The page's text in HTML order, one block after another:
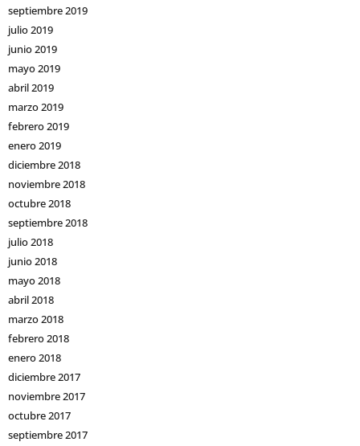
septiembre 2019
julio 2019
junio 2019
mayo 2019
abril 2019
marzo 2019
febrero 2019
enero 2019
diciembre 2018
noviembre 2018
octubre 2018
septiembre 2018
julio 2018
junio 2018
mayo 2018
abril 2018
marzo 2018
febrero 2018
enero 2018
diciembre 2017
noviembre 2017
octubre 2017
septiembre 2017